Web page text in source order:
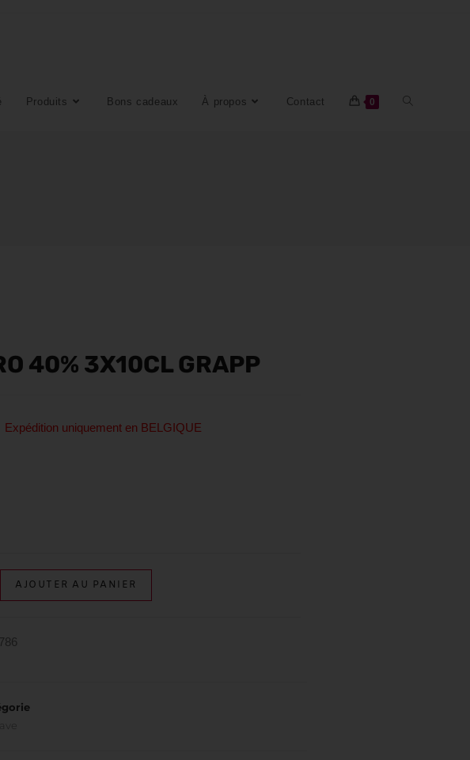
Produits Bons cadeaux À propos Contact 0
40% 3X10CL GRAPP
Expédition uniquement en BELGIQUE
AJOUTER AU PANIER